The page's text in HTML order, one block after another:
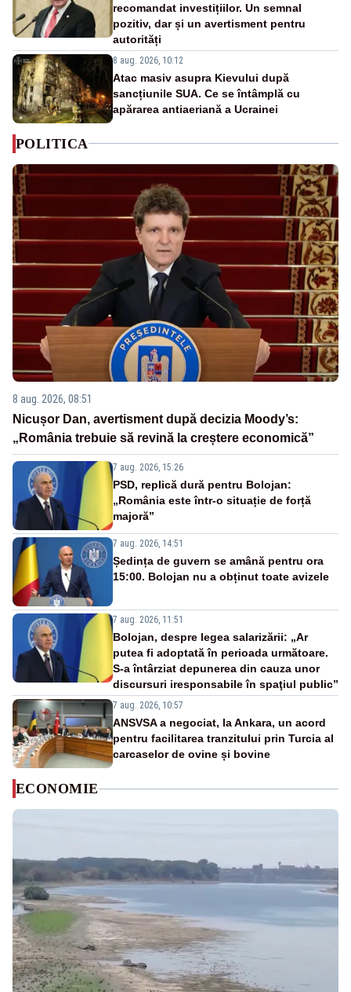
recomandat investițiilor. Un semnal
pozitiv, dar și un avertisment pentru
autorități
8 aug. 2026, 10:12
Atac masiv asupra Kievului după
sancțiunile SUA. Ce se întâmplă cu
apărarea antiaeriană a Ucrainei
POLITICA
8 aug. 2026, 08:51
Nicușor Dan, avertisment după decizia Moody’s:
„România trebuie să revină la creștere economică”
7 aug. 2026, 15:26
PSD, replică dură pentru Bolojan:
„România este într-o situație de forță
majoră”
7 aug. 2026, 14:51
Ședința de guvern se amână pentru ora
15:00. Bolojan nu a obținut toate avizele
7 aug. 2026, 11:51
Bolojan, despre legea salarizării: „Ar
putea fi adoptată în perioada următoare.
S-a întârziat depunerea din cauza unor
discursuri iresponsabile în spaţiul public”
7 aug. 2026, 10:57
ANSVSA a negociat, la Ankara, un acord
pentru facilitarea tranzitului prin Turcia al
carcaselor de ovine și bovine
ECONOMIE